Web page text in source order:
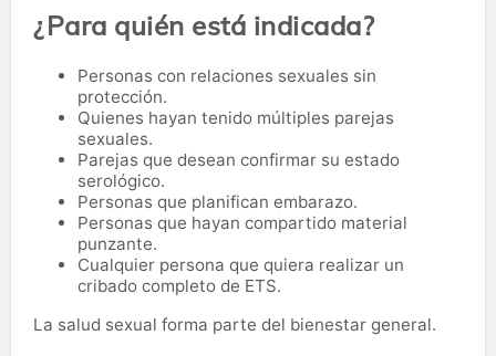
¿Para quién está indicada?
Personas con relaciones sexuales sin
protección.
Quienes hayan tenido múltiples parejas
sexuales.
Parejas que desean confirmar su estado
serológico.
Personas que planifican embarazo.
Personas que hayan compartido material
punzante.
Cualquier persona que quiera realizar un
cribado completo de ETS.
La salud sexual forma parte del bienestar general.